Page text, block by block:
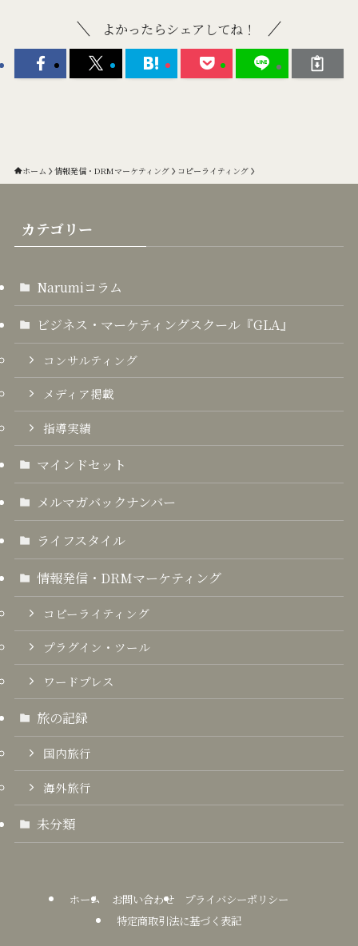
よかったらシェアしてね！
ホーム 情報発信・DRMマーケティング コピーライティング
カテゴリー
Narumiコラム
ビジネス・マーケティングスクール『GLA』
コンサルティング
メディア掲載
指導実績
マインドセット
メルマガバックナンバー
ライフスタイル
情報発信・DRMマーケティング
コピーライティング
プラグイン・ツール
ワードプレス
旅の記録
国内旅行
海外旅行
未分類
ホーム お問い合わせ
プライバシーポリシー
特定商取引法に基づく表記